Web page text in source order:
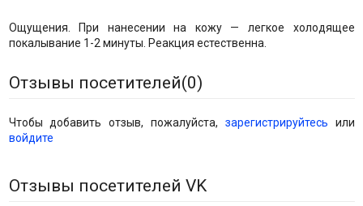
Ощущения. При нанесении на кожу — легкое холодящее
покалывание 1-2 минуты. Реакция естественна.
Отзывы посетителей(0)
Чтобы добавить отзыв, пожалуйста, зарегистрируйтесь или
войдите
Отзывы посетителей VK